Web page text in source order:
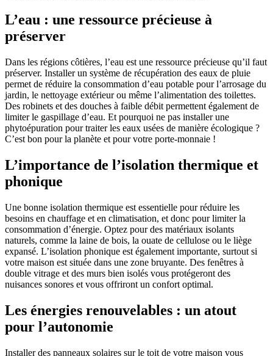
L’eau : une ressource précieuse à
préserver
Dans les régions côtières, l’eau est une ressource précieuse qu’il faut
préserver. Installer un système de récupération des eaux de pluie
permet de réduire la consommation d’eau potable pour l’arrosage du
jardin, le nettoyage extérieur ou même l’alimentation des toilettes.
Des robinets et des douches à faible débit permettent également de
limiter le gaspillage d’eau. Et pourquoi ne pas installer une
phytoépuration pour traiter les eaux usées de manière écologique ?
C’est bon pour la planète et pour votre porte-monnaie !
L’importance de l’isolation thermique et
phonique
Une bonne isolation thermique est essentielle pour réduire les
besoins en chauffage et en climatisation, et donc pour limiter la
consommation d’énergie. Optez pour des matériaux isolants
naturels, comme la laine de bois, la ouate de cellulose ou le liège
expansé. L’isolation phonique est également importante, surtout si
votre maison est située dans une zone bruyante. Des fenêtres à
double vitrage et des murs bien isolés vous protégeront des
nuisances sonores et vous offriront un confort optimal.
Les énergies renouvelables : un atout
pour l’autonomie
Installer des panneaux solaires sur le toit de votre maison vous